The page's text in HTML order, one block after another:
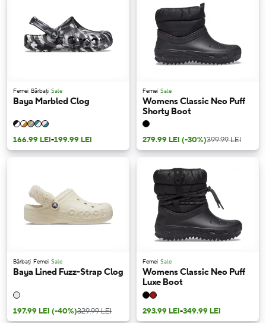
Femei Bărbați Sale
Baya Marbled Clog
166.99 LEI-199.99 LEI
Femei Sale
Womens Classic Neo Puff
Shorty Boot
279.99 LEI (-30%)399.99 LEI
Bărbați Femei Sale
Baya Lined Fuzz-Strap Clog
197.99 LEI (-40%)329.99 LEI
Femei Sale
Womens Classic Neo Puff
Luxe Boot
293.99 LEI-349.99 LEI